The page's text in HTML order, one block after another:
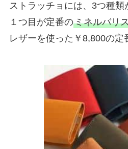
ストラッチョには、3つ種類
１つ目が定番のミネルバリ
レザーを使った￥8,800の定